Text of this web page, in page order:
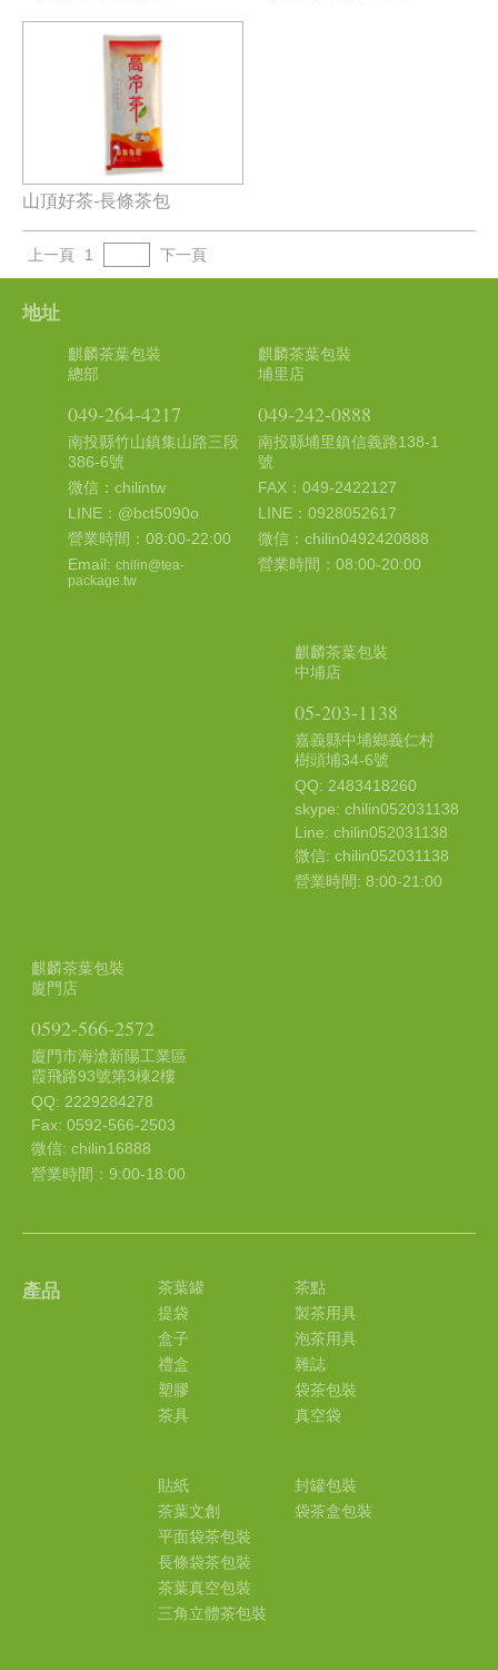
山頂好茶-長條茶包
上一頁 1 下一頁
地址
麒麟茶葉包裝
總部
049-264-4217
南投縣竹山鎮集山路三段
386-6號
微信：chilintw
LINE：@bct5090o
營業時間：08:00-22:00
Email: chilin@tea-
package.tw
麒麟茶葉包裝
埔里店
049-242-0888
南投縣埔里鎮信義路138-1
號
FAX：049-2422127
LINE：0928052617
微信：chilin0492420888
營業時間：08:00-20:00
麒麟茶葉包裝
中埔店
05-203-1138
嘉義縣中埔鄉義仁村
樹頭埔34-6號
QQ: 2483418260
skype: chilin052031138
Line: chilin052031138
微信: chilin052031138
營業時間: 8:00-21:00
麒麟茶葉包裝
廈門店
0592-566-2572
廈門市海滄新陽工業區
霞飛路93號第3棟2樓
QQ: 2229284278
Fax: 0592-566-2503
微信: chilin16888
營業時間：9:00-18:00
產品
茶葉罐
提袋
盒子
禮盒
塑膠
茶具
茶點
製茶用具
泡茶用具
雜誌
袋茶包裝
真空袋
貼紙
茶葉文創
平面袋茶包裝
長條袋茶包裝
茶葉真空包裝
三角立體茶包裝
封罐包裝
袋茶盒包裝